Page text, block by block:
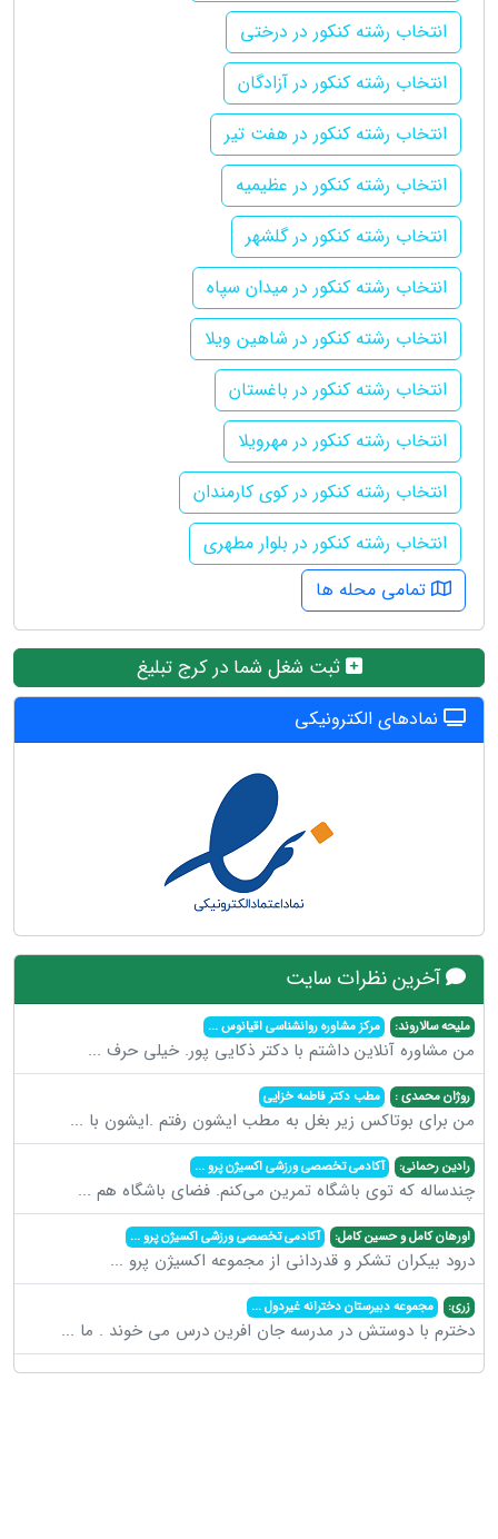
انتخاب رشته کنکور در درختی
انتخاب رشته کنکور در آزادگان
انتخاب رشته کنکور در هفت تیر
انتخاب رشته کنکور در عظیمیه
انتخاب رشته کنکور در گلشهر
انتخاب رشته کنکور در میدان سپاه
انتخاب رشته کنکور در شاهین ویلا
انتخاب رشته کنکور در باغستان
انتخاب رشته کنکور در مهرویلا
انتخاب رشته کنکور در کوی کارمندان
انتخاب رشته کنکور در بلوار مطهری
تمامی محله ها
ثبت شغل شما در کرج تبلیغ
نمادهای الکترونیکی
آخرین نظرات سایت
ملیحه سالاروند: مرکز مشاوره روانشناسی اقیانوس...
من مشاوره آنلاین داشتم با دکتر ذکایی پور. خیلی حرف ...
روژان محمدی : مطب دکتر فاطمه خزایی
من برای بوتاکس زیر بغل به مطب ایشون رفتم .ایشون با ...
رادین رحمانی: آکادمی تخصصی ورزشی اکسیژن پرو...
چندساله که توی باشگاه تمرین می‌کنم. فضای باشگاه هم ...
اورهان کامل و حسین کامل: آکادمی تخصصی ورزشی اکسیژن پرو...
درود بیکران تشکر و قدردانی از مجموعه اکسیژن پرو ...
زری: مجموعه دبیرستان دخترانه غیردول...
دخترم با دوستش در مدرسه جان افرین درس می خوند . ما ...